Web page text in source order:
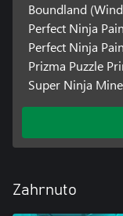
Boundland
Perfect Ninja
Perfect Ninja
Prizma Puzzle
Super Ninja
Zahrnuto